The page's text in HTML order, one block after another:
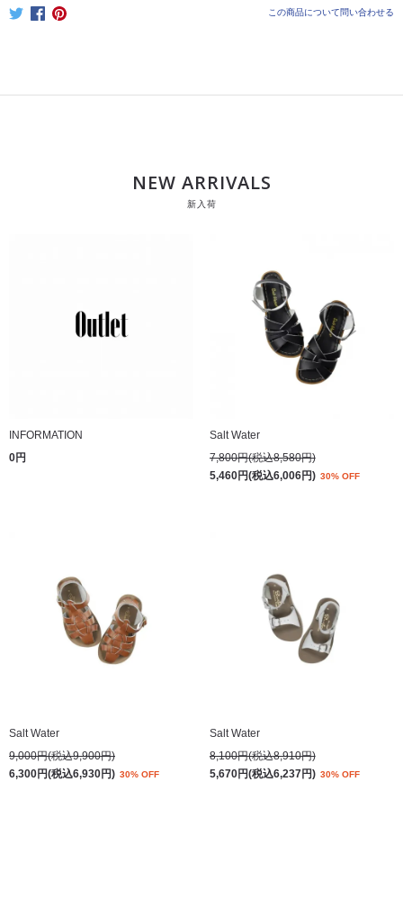
この商品について問い合わせる
NEW ARRIVALS
新入荷
INFORMATION
0円
Salt Water
7,800円(税込8,580円)
5,460円(税込6,006円) 30% OFF
Salt Water
9,000円(税込9,900円)
6,300円(税込6,930円) 30% OFF
Salt Water
8,100円(税込8,910円)
5,670円(税込6,237円) 30% OFF